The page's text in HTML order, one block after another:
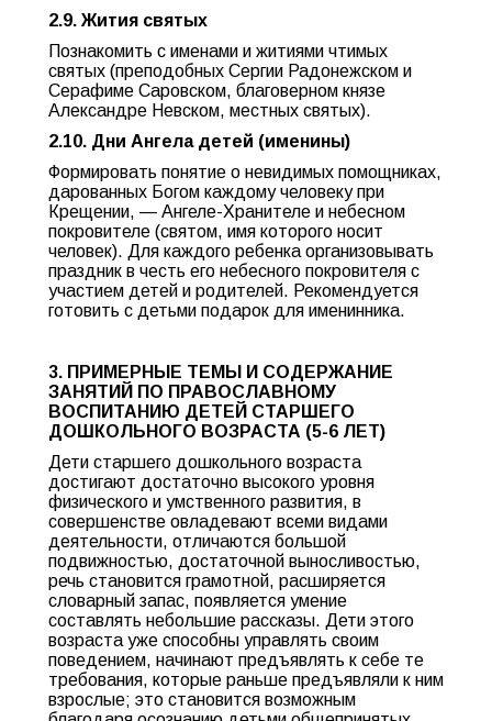
2.9. Жития святых
Познакомить с именами и житиями чтимых
святых (преподобных Сергии Радонежском и
Серафиме Саровском, благоверном князе
Александре Невском, местных святых).
2.10. Дни Ангела детей (именины)
Формировать понятие о невидимых помощниках,
дарованных Богом каждому человеку при
Крещении, — Ангеле-Хранителе и небесном
покровителе (святом, имя которого носит
человек). Для каждого ребенка организовывать
праздник в честь его небесного покровителя с
участием детей и родителей. Рекомендуется
готовить с детьми подарок для именинника.
3. ПРИМЕРНЫЕ ТЕМЫ И СОДЕРЖАНИЕ
ЗАНЯТИЙ ПО ПРАВОСЛАВНОМУ
ВОСПИТАНИЮ ДЕТЕЙ СТАРШЕГО
ДОШКОЛЬНОГО ВОЗРАСТА (5-6 ЛЕТ)
Дети старшего дошкольного возраста
достигают достаточно высокого уровня
физического и умственного развития, в
совершенстве овладевают всеми видами
деятельности, отличаются большой
подвижностью, достаточной выносливостью,
речь становится грамотной, расширяется
словарный запас, появляется умение
составлять небольшие рассказы. Дети этого
возраста уже способны управлять своим
поведением, начинают предъявлять к себе те
требования, которые раньше предъявляли к ним
взрослые; это становится возможным